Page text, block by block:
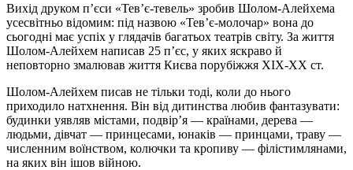
Вихід друком п’єси «Тев’є-тевель» зробив Шолом-Алейхема
усесвітньо відомим: під назвою «Тев’є-молочар» вона до
сьогодні має успіх у глядачів багатьох театрів світу. За життя
Шолом-Алейхем написав 25 п’єс, у яких яскраво й
неповторно змалював життя Києва порубіжжя XIX-XX ст.
Шолом-Алейхем писав не тільки тоді, коли до нього
приходило натхнення. Він від дитинства любив фантазувати:
будинки уявляв містами, подвір’я — країнами, дерева —
людьми, дівчат — принцесами, юнаків — принцами, траву —
численним воїнством, колючки та кропиву — філістимлянами,
на яких він ішов війною.